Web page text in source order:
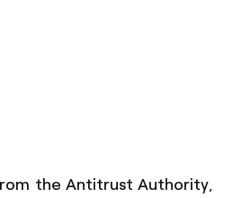
the Antitrust Authority,